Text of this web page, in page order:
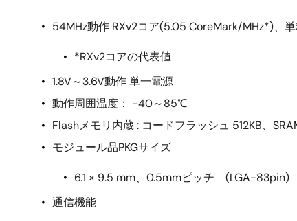
54MHz動作 RXv2コア(5.05 CoreMark/MHz*)、単
*RXv2コアの代表値
1.8V～3.6V動作 単一電源
動作周囲温度： -40～85℃
Flashメモリ内蔵 : コードフラッシュ 512KB、
モジュール品PKGサイズ
6.1 × 9.5 mm、0.5mmピッチ (LGA-83pin)
通信機能